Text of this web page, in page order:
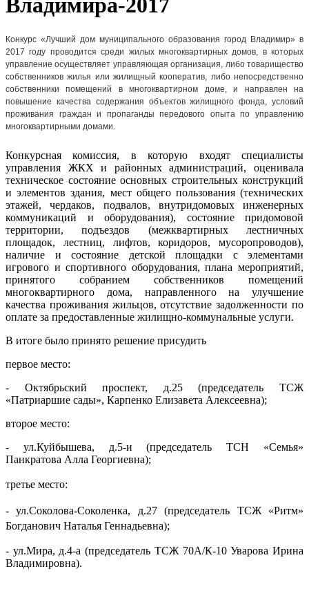
Владимира-2017
Конкурс «Лучший дом муниципального образования город Владимир» в
2017 году проводится среди жилых многоквартирных домов, в которых
управление осуществляет управляющая организация, либо товарищество
собственников жилья или жилищный кооператив, либо непосредственно
собственники помещений в многоквартирном доме, и направлен на
повышение качества содержания объектов жилищного фонда, условий
проживания граждан и пропаганды передового опыта по управлению
многоквартирными домами.
Конкурсная комиссия, в которую входят специалисты
управления ЖКХ и районных администраций, оценивала
техническое состояние основных строительных конструкций
и элементов здания, мест общего пользования (технических
этажей, чердаков, подвалов, внутридомовых инженерных
коммуникаций и оборудования), состояние придомовой
территории, подъездов (межквартирных лестничных
площадок, лестниц, лифтов, коридоров, мусоропроводов),
наличие и состояние детской площадки с элементами
игрового и спортивного оборудования, плана мероприятий,
принятого собранием собственников помещений
многоквартирного дома, направленного на улучшение
качества проживания жильцов, отсутствие задолженности по
оплате за предоставленные жилищно-коммунальные услуги.
В итоге было принято решение присудить
первое место:
- Октябрьский проспект, д.25 (председатель ТСЖ
«Патриаршие сады», Карпенко Елизавета Алексеевна);
второе место:
- ул.Куйбышева, д.5-и (председатель ТСН «Семья»
Панкратова Алла Георгиевна);
третье место:
- ул.Соколова-Соколенка, д.27 (председатель ТСЖ «Ритм»
Богданович Наталья Геннадьевна);
- ул.Мира, д.4-а (председатель ТСЖ 70А/К-10 Уварова Ирина
Владимировна).